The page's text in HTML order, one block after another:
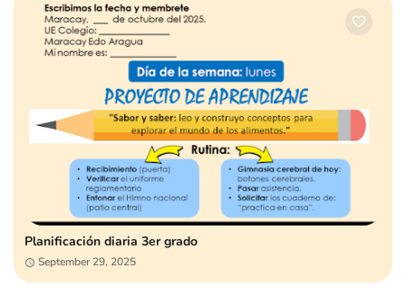
Planificación diaria 3er grado
September 29, 2025